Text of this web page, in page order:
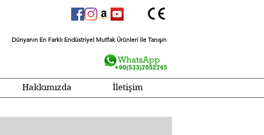
Dünyanın En Farklı Endüstriyel Mutfak Ürünleri ile Tanışın
Hakkımızda İletişim